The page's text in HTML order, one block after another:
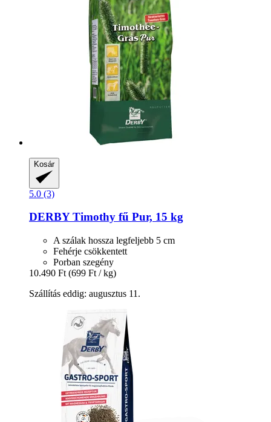
Kosár
5.0 (3)
DERBYTimothy fű Pur, 15 kg
A szálak hossza legfeljebb 5 cm
Fehérje csökkentett
Porban szegény
10.490 Ft (699 Ft / kg)
Szállítás eddig: augusztus 11.